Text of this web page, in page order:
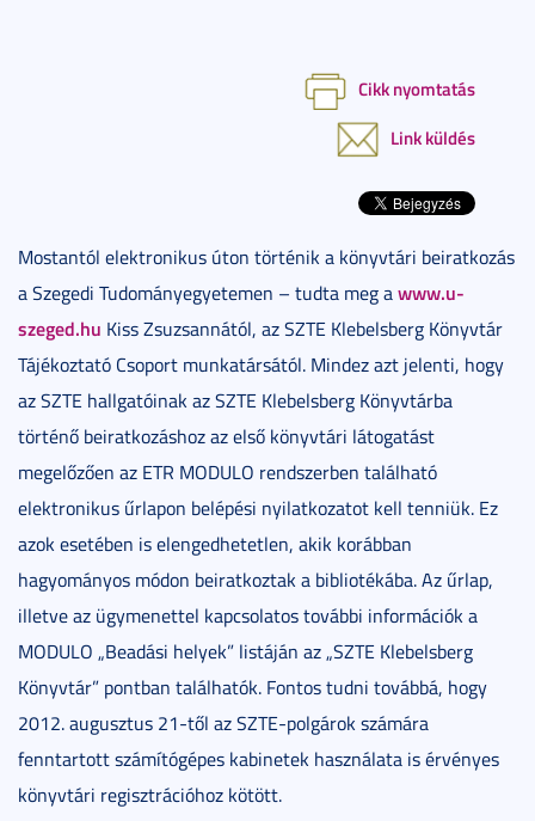
Cikk nyomtatás
Link küldés
Mostantól elektronikus úton történik a könyvtári beiratkozás
a Szegedi Tudományegyetemen – tudta meg awww.u-
szeged.hu Kiss Zsuzsannától, az SZTE Klebelsberg Könyvtár
Tájékoztató Csoport munkatársától. Mindez azt jelenti, hogy
az SZTE hallgatóinak az SZTE Klebelsberg Könyvtárba
történő beiratkozáshoz az első könyvtári látogatást
megelőzően az ETR MODULO rendszerben található
elektronikus űrlapon belépési nyilatkozatot kell tenniük. Ez
azok esetében is elengedhetetlen, akik korábban
hagyományos módon beiratkoztak a bibliotékába. Az űrlap,
illetve az ügymenettel kapcsolatos további információk a
MODULO „Beadási helyek” listáján az „SZTE Klebelsberg
Könyvtár” pontban találhatók. Fontos tudni továbbá, hogy
2012. augusztus 21-től az SZTE-polgárok számára
fenntartott számítógépes kabinetek használata is érvényes
könyvtári regisztrációhoz kötött.